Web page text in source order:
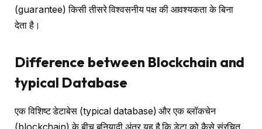
(guarantee) किसी तीसरे विश्वसनीय पक्ष की आवश्यकता के बिना
देता है।
Difference between Blockchain and
typical Database
एक विशिष्ट डेटाबेस (typical database) और एक ब्लॉकचेन